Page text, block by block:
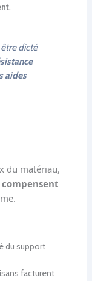
.
être dicté
aides
du matériau,
compensent
du support
facturent